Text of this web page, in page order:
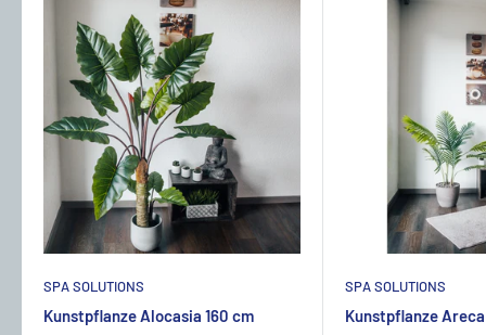
SPA SOLUTIONS
Kunstpflanze Alocasia 160 cm
SPA SOLUTIONS
Kunstpflanze Areca